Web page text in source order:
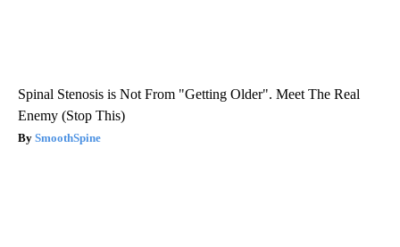
Spinal Stenosis is Not From "Getting Older". Meet The Real
Enemy (Stop This)
SmoothSpine